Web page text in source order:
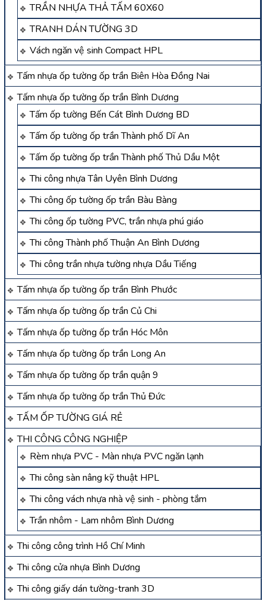
TRẦN NHỰA THẢ TẤM 60X60
TRANH DÁN TƯỜNG 3D
Vách ngăn vệ sinh Compact HPL
Tấm nhựa ốp tường ốp trần Biên Hòa Đồng Nai
Tấm nhựa ốp tường ốp trần Bình Dương
Tấm ốp tường Bến Cát Bình Dương BD
Tấm ốp tường ốp trần Thành phố Dĩ An
Tấm ốp tường ốp trần Thành phố Thủ Dầu Một
Thi công nhựa Tân Uyên Bình Dương
Thi công ốp tường ốp trần Bàu Bàng
Thi công ốp tường PVC, trần nhựa phú giáo
Thi công Thành phố Thuận An Bình Dương
Thi công trần nhựa tường nhựa Dầu Tiếng
Tấm nhựa ốp tường ốp trần Bình Phước
Tấm nhựa ốp tường ốp trần Củ Chi
Tấm nhựa ốp tường ốp trần Hóc Môn
Tấm nhựa ốp tường ốp trần Long An
Tấm nhựa ốp tường ốp trần quận 9
Tấm nhựa ốp tường ốp trần Thủ Đức
TẤM ỐP TƯỜNG GIÁ RẺ
THI CÔNG CÔNG NGHIỆP
Rèm nhựa PVC - Màn nhựa PVC ngăn lạnh
Thi công sàn nâng kỹ thuật HPL
Thi công vách nhựa nhà vệ sinh - phòng tắm
Trần nhôm - Lam nhôm Bình Dương
Thi công công trình Hồ Chí Minh
Thi công cửa nhựa Bình Dương
Thi công giấy dán tường-tranh 3D